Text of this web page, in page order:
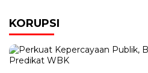
KORUPSI